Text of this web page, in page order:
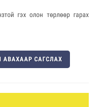
гэх олон төрлөөр гарах
АВАХААР САГСЛАХ